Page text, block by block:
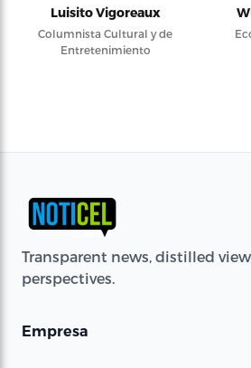
Luisito Vigoreaux
Columnista Cultural y de
Entretenimiento
Transparent news, distilled
perspectives.
Empresa